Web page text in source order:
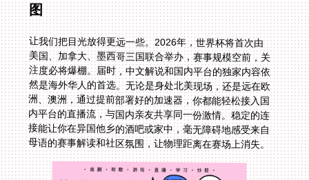
图
让我们把目光放得更远一些。2026年，世界杯将首次由
美国、加拿大、墨西哥三国联合举办，赛事规模空前，关
注度必将爆棚。届时，中文解说和国内平台的独家内容依
然是海外华人的首选。无论是身处北美现场，还是远在欧
洲、澳洲，通过提前部署好的加速器，你都能轻松接入国
内平台的直播流，与国内亲友共享同一份激情。稳定的连
接能让你在异国他乡的酒吧或家中，毫无障碍地感受来自
母语的赛事解读和社区氛围，让物理距离在赛场上消失。